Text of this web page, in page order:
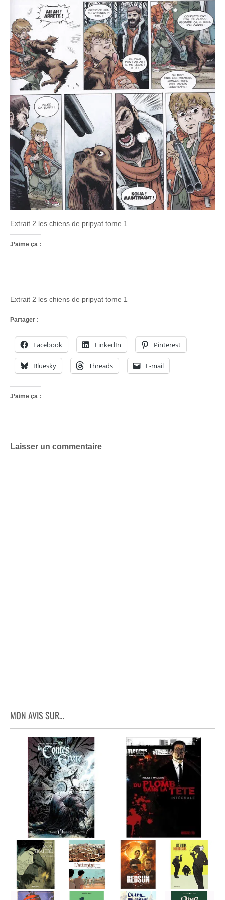
Extrait 2 les chiens de pripyat tome 1
J’aime ça :
Extrait 2 les chiens de pripyat tome 1
Partager :
Facebook LinkedIn Pinterest
Bluesky Threads E-mail
J’aime ça :
Laisser un commentaire
MON AVIS SUR…